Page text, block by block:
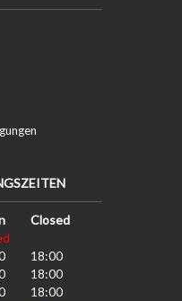
Closed
18:00
18:00
18:00